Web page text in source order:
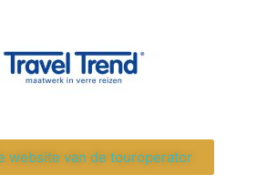
website van de touroperator